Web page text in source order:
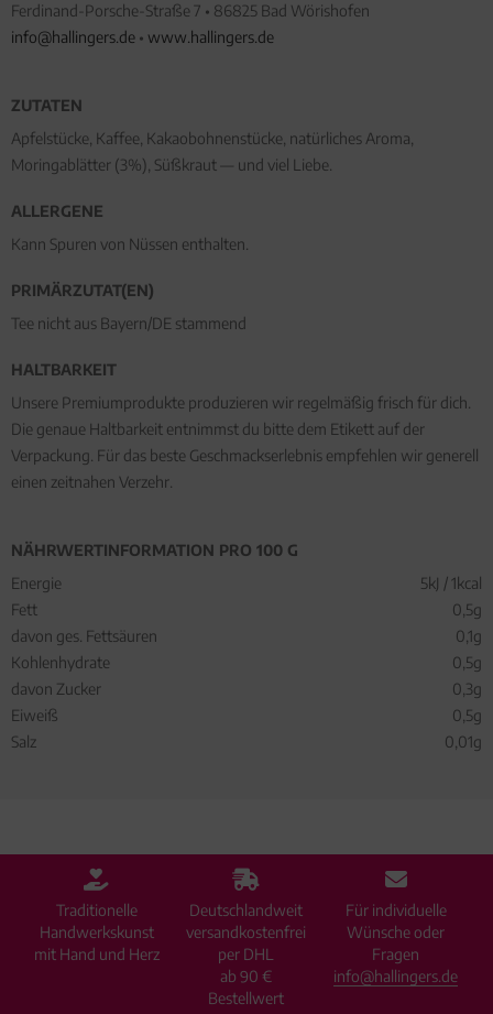
Ferdinand-Porsche-Straße 7 • 86825 Bad Wörishofen
info@hallingers.de • www.hallingers.de
ZUTATEN
Apfelstücke, Kaffee, Kakaobohnenstücke, natürliches Aroma,
Moringablätter (3%), Süßkraut — und viel Liebe.
ALLERGENE
Kann Spuren von Nüssen enthalten.
PRIMÄRZUTAT(EN)
Tee nicht aus Bayern/DE stammend
HALTBARKEIT
Unsere Premiumprodukte produzieren wir regelmäßig frisch für dich.
Die genaue Haltbarkeit entnimmst du bitte dem Etikett auf der
Verpackung. Für das beste Geschmackserlebnis empfehlen wir generell
einen zeitnahen Verzehr.
NÄHRWERTINFORMATION PRO 100 G
Energie
5kJ / 1kcal
Fett
0,5g
davon ges. Fettsäuren
0,1g
Kohlenhydrate
0,5g
davon Zucker
0,3g
Eiweiß
0,5g
Salz
0,01g
Traditionelle
Handwerkskunst
mit Hand und Herz
Deutschlandweit
versandkostenfrei
per DHL
ab 90 €
Bestellwert
Für individuelle
Wünsche oder
Fragen
info@hallingers.de